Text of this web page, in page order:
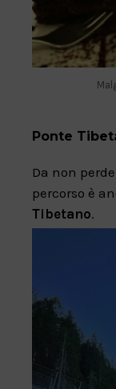
Ponte
Da non
percorso è
Tibetano.